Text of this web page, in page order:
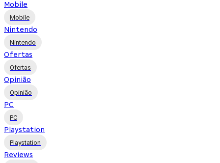
Mobile
Mobile
Nintendo
Nintendo
Ofertas
Ofertas
Opinião
Opinião
PC
PC
Playstation
Playstation
Reviews